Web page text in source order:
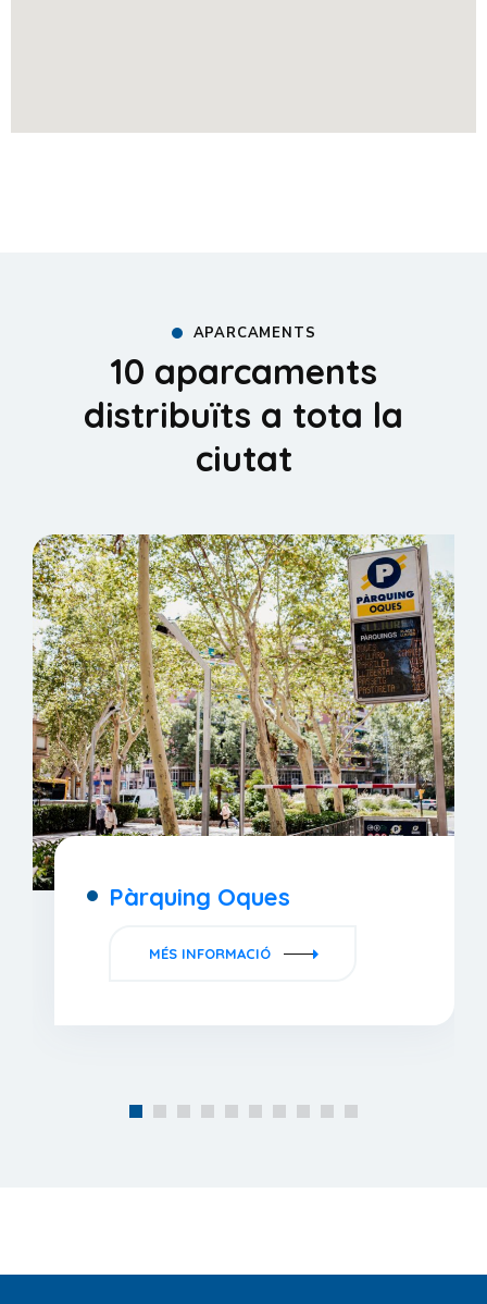
APARCAMENTS
10 aparcaments
distribuïts a tota la
ciutat
Pàrquing Oques
MÉS INFORMACIÓ